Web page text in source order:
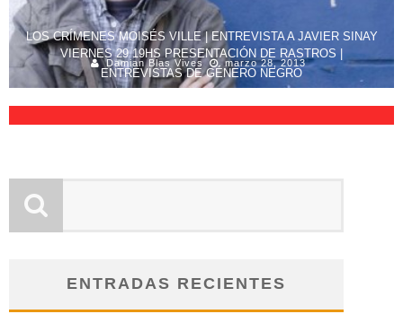
LOS CRÍMENES MOISÉS VILLE | ENTREVISTA A JAVIER SINAY
Damian Blas Vives marzo 28, 2013
VIERNES 29 19HS PRESENTACIÓN DE RASTROS |
ENTREVISTAS DE GÉNERO NEGRO
ENTRADAS RECIENTES